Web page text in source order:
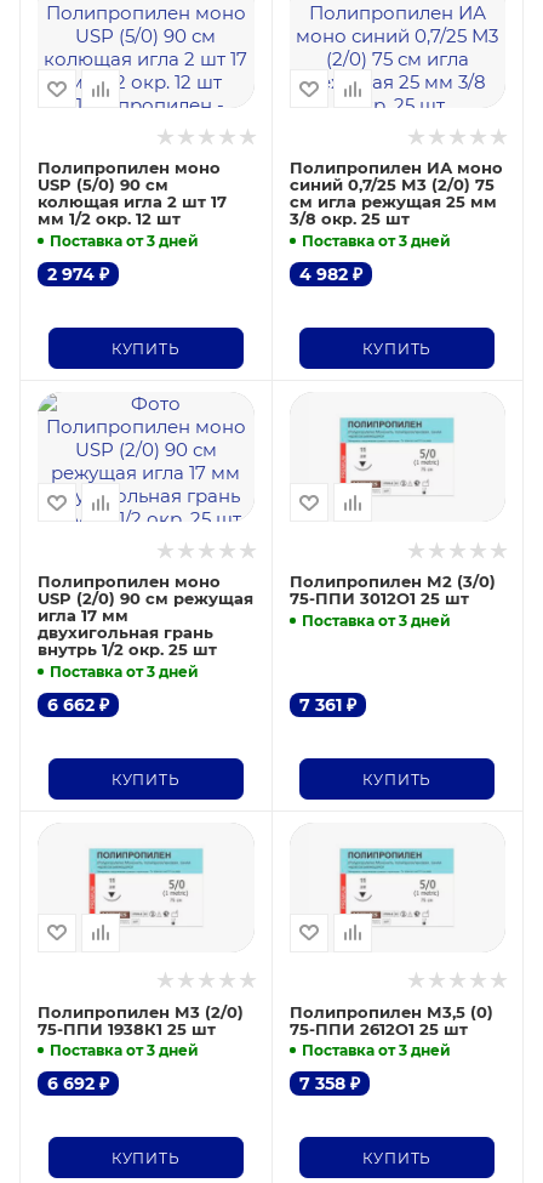
Полипропилен моно
USP (5/0) 90 см
колющая игла 2 шт 17
мм 1/2 окр. 12 шт
Поставка от 3 дней
2 974 ₽
КУПИТЬ
Полипропилен ИА моно
синий 0,7/25 М3 (2/0) 75
см игла режущая 25 мм
3/8 окр. 25 шт
Поставка от 3 дней
4 982₽
КУПИТЬ
Полипропилен моно
USP (2/0) 90 см режущая
игла 17 мм
двухигольная грань
внутрь 1/2 окр. 25 шт
Поставка от 3 дней
6 662 ₽
КУПИТЬ
Полипропилен М2 (3/0)
75-ППИ 3012О1 25 шт
Поставка от 3 дней
7 361₽
КУПИТЬ
Полипропилен М3 (2/0)
75-ППИ 1938К1 25 шт
Поставка от 3 дней
6 692 ₽
КУПИТЬ
Полипропилен М3,5 (0)
75-ППИ 2612О1 25 шт
Поставка от 3 дней
7 358₽
КУПИТЬ